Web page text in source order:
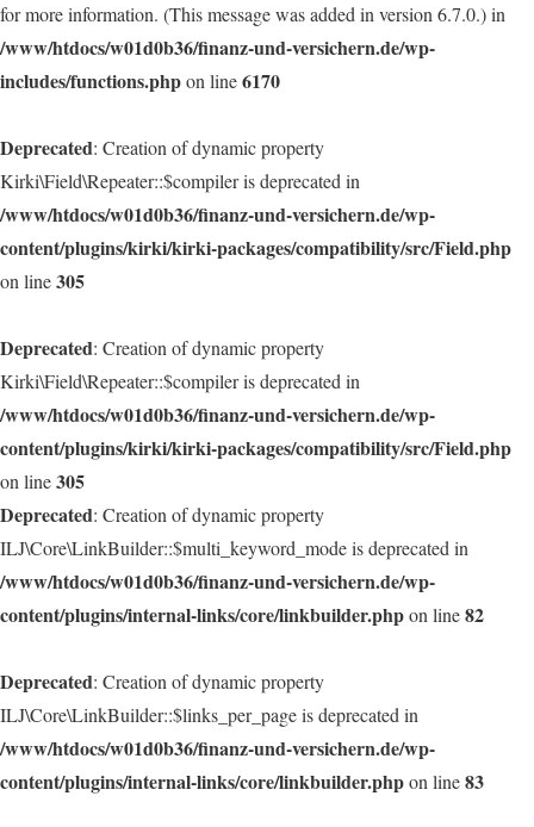
for more information. (This message was added in version 6.7.0.) in
/www/htdocs/w01d0b36/finanz-und-versichern.de/wp-
includes/functions.phpon line6170
Deprecated: Creation of dynamic property
Kirki\Field\Repeater::$compiler is deprecated in
/www/htdocs/w01d0b36/finanz-und-versichern.de/wp-
content/plugins/kirki/kirki-packages/compatibility/src/Field.php
on line305
Deprecated: Creation of dynamic property
Kirki\Field\Repeater::$compiler is deprecated in
/www/htdocs/w01d0b36/finanz-und-versichern.de/wp-
content/plugins/kirki/kirki-packages/compatibility/src/Field.php
on line305
Deprecated: Creation of dynamic property
ILJ\Core\LinkBuilder::$multi_keyword_mode is deprecated in
/www/htdocs/w01d0b36/finanz-und-versichern.de/wp-
content/plugins/internal-links/core/linkbuilder.phpon line82
Deprecated: Creation of dynamic property
ILJ\Core\LinkBuilder::$links_per_page is deprecated in
/www/htdocs/w01d0b36/finanz-und-versichern.de/wp-
content/plugins/internal-links/core/linkbuilder.phpon line83